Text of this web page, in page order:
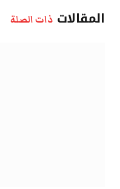
المقالات ذات الصلة